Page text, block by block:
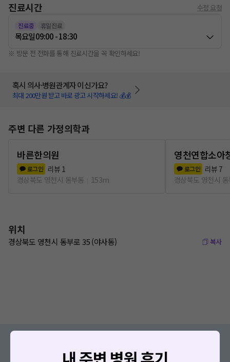
진료시간 수정 요청
진료중 휴일진료
목요일09:00 - 18:30
※ 방문 전 전화를 통해 진료시간을 꼭 확인하세요!
혹시 의사·병원관계자 이신가요?
최대 200만원 받고 바로 광고 시작하세요! 💰💰
주변 다른 가정의학과
바른한의원
로그인 리뷰 1
경상북도 영천시 동부동
153m
영천연합소아
로그인 리뷰 7
경상북도 영천시
위치
경상북도 영천시 동부로 35 (야사동) 복사
의사가 직접 답해드려요!